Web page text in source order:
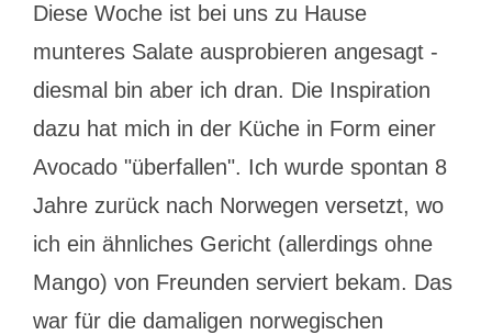
Diese Woche ist bei uns zu Hause
munteres Salate ausprobieren angesagt -
diesmal bin aber ich dran. Die Inspiration
dazu hat mich in der Küche in Form einer
Avocado "überfallen". Ich wurde spontan 8
Jahre zurück nach Norwegen versetzt, wo
ich ein ähnliches Gericht (allerdings ohne
Mango) von Freunden serviert bekam. Das
war für die damaligen norwegischen